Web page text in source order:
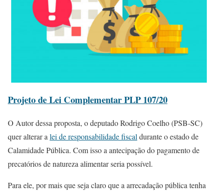
Projeto de Lei Complementar PLP 107/20
O Autor dessa proposta, o deputado Rodrigo Coelho (PSB-SC)
quer alterar alei de responsabilidade fiscaldurante o estado de
Calamidade Pública. Com isso a antecipação do pagamento de
precatórios de natureza alimentar seria possível.
Para ele, por mais que seja claro que a arrecadação pública tenha